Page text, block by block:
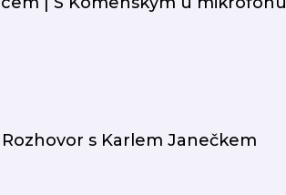
s Karlem Janečkem